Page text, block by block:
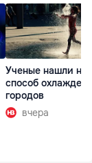
Ученые нашли
способ
городов
вчера